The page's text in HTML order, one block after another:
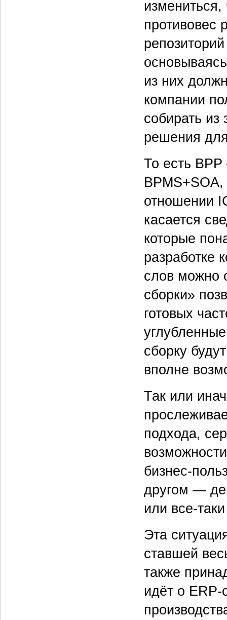
противовес
из них
компании
собирать из
решения
То есть
BPMS+SOA,
отношении
касается
которые
разработке
слов можно
сборки»
готовых
сборку
вполне
Так или
подхода,
бизнес-
другом —
или все-
Эта
ставшей
также
идёт о ERP-